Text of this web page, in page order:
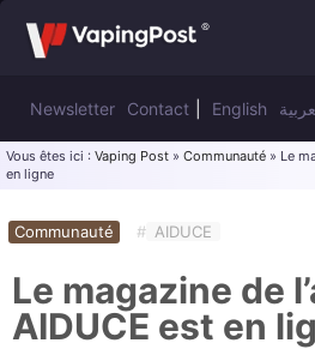
Newsletter Contact English
Vous êtes ici : Vaping Post » Communauté » Le
en ligne
Communauté # AIDUCE
Le magazine de
AIDUCE est en